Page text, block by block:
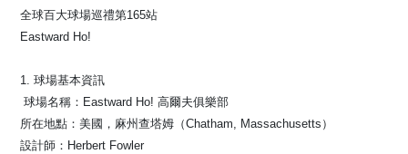
全球百大球場巡禮第165站
Eastward Ho!
1. 球場基本資訊
️‍️ 球場名稱：Eastward Ho! 高爾夫俱樂部
所在地點：美國，麻州查塔姆（Chatham, Massachusetts）
設計師：Herbert Fowler